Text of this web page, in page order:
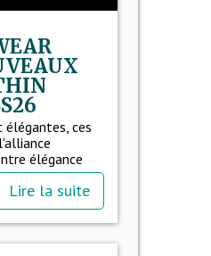
ces
élégance
Lire la suite